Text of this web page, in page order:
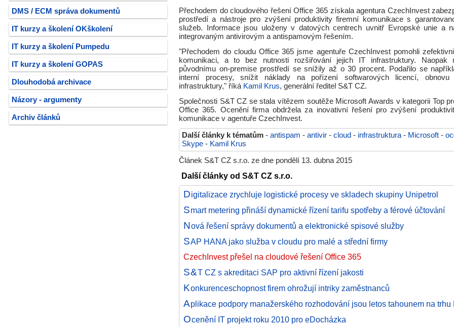
DMS / ECM správa dokumentů
IT kurzy a školení OKškolení
IT kurzy a školení Pumpedu
IT kurzy a školení GOPAS
Dlouhodobá archivace
Názory - argumenty
Archiv článků
Přechodem do cloudového řešení Office 365 získala agentura CzechInvest
prostředí a nástroje pro zvýšení produktivity firemní komunikace s
služeb. Informace jsou uloženy v datových centrech uvnitř Evropské unie a
integrovaným antivirovým a antispamovým řešením.
"Přechodem do cloudu Office 365 jsme agentuře CzechInvest pomohli
komunikaci, a to bez nutnosti rozšiřování jejich IT infrastruktury. Naopak
původnímu on-premise prostředí se snížily až o 30 procent. Podařilo se
interní procesy, snížit náklady na pořízení softwarových licencí,
infrastruktury," říká Kamil Krus, generální ředitel S&T CZ.
Společnosti S&T CZ se stala vítězem soutěže Microsoft Awards v kategorii Top
Office 365. Ocenění firma obdržela za inovativní řešení pro zvýšení
komunikace v agentuře CzechInvest.
Další články k tématům - antispam - antivir - cloud - infrastruktura - Microsoft -
Skype - Kamil Krus
Článek S&T CZ s.r.o. ze dne pondělí 13. dubna 2015
Další články od S&T CZ s.r.o.
Digitalizace zrychluje logistické procesy ve skladech skupiny Unipetrol
Smart metering přináší dynamické řízení tarifu spotřeby a férové účtování
Nová řešení správy dokumentů a elektronické spisové služby
SAP HANA jako služba v cloudu pro malé a střední firmy
CzechInvest přešel na cloudové řešení Office 365
S&T CZ s akreditaci SAP pro aktivní řízení jakosti
Konkurenceschopnost firem ohrožují intriky zaměstnanců
Aplikace podpory manažerského rozhodování jsou letos tahounem na trhu
Ocenění IT projekt roku 2010 pro eDocházka